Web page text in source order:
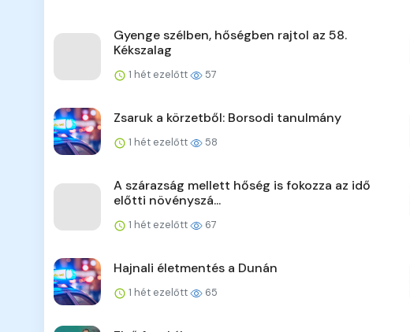
Gyenge szélben, hőségben rajtol az 58.
Kékszalag
1 hét ezelőtt 57
Zsaruk a körzetből: Borsodi tanulmány
1 hét ezelőtt 58
A szárazság mellett hőség is fokozza az idő
előtti növényszá...
1 hét ezelőtt 67
Hajnali életmentés a Dunán
1 hét ezelőtt 65